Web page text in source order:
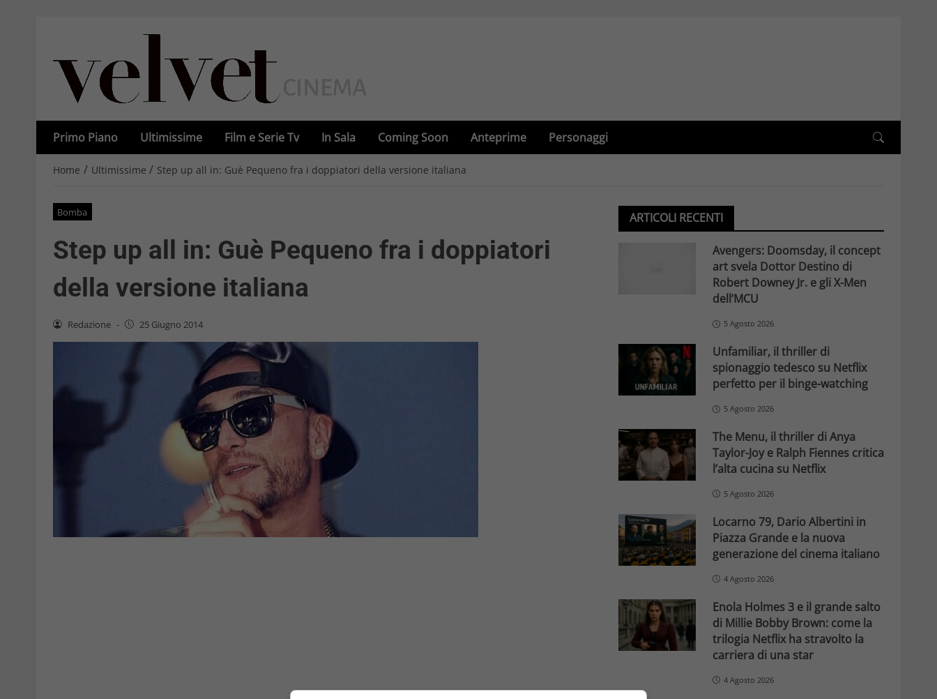
Primo Piano Ultimissime Film e Serie Tv In Sala Coming Soon Anteprime Personaggi
Home / Ultimissime / Step up all in: Guè Pequeno fra i doppiatori della versione italiana
Bomba
Step up all in: Guè Pequeno fra i doppiatori
della versione italiana
Redazione - 25 Giugno 2014
ARTICOLI RECENTI
Avengers: Doomsday, il concept
art svela Dottor Destino di
Robert Downey Jr. e gli X-Men
dell’MCU
5 Agosto 2026
Unfamiliar, il thriller di
spionaggio tedesco su Netflix
perfetto per il binge-watching
5 Agosto 2026
The Menu, il thriller di Anya
Taylor-Joy e Ralph Fiennes critica
l’alta cucina su Netflix
5 Agosto 2026
Locarno 79, Dario Albertini in
Piazza Grande e la nuova
generazione del cinema italiano
4 Agosto 2026
Enola Holmes 3 e il grande salto
di Millie Bobby Brown: come la
trilogia Netflix ha stravolto la
carriera di una star
4 Agosto 2026